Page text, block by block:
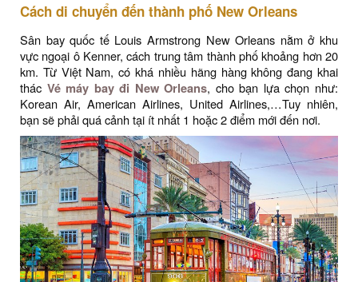
Cách di chuyển đến thành phố New Orleans
Sân bay quốc tế Louis Armstrong New Orleans nằm ở khu
vực ngoại ô Kenner, cách trung tâm thành phố khoảng hơn 20
km. Từ Việt Nam, có khá nhiều hãng hàng không đang khai
thác Vé máy bay đi New Orleans, cho bạn lựa chọn như:
Korean Air, American Airlines, United Airlines,…Tuy nhiên,
bạn sẽ phải quá cảnh tại ít nhất 1 hoặc 2 điểm mới đến nơi.